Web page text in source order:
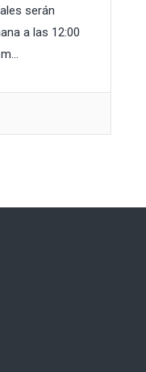
serán
a las 12:00